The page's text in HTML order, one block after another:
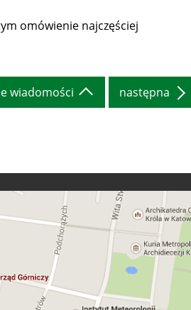
omówienie najczęściej
wiadomości następna